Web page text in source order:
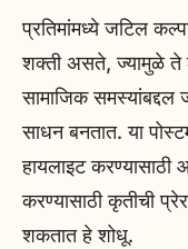
प्रतिमांमध्ये जटिल
शक्ती असते, ज्यामुळे ते
सामाजिक समस्यांबद्दल
साधन बनतात. या
हायलाइट करण्यासाठी
करण्यासाठी कृतीची
शकतात हे शोधू.